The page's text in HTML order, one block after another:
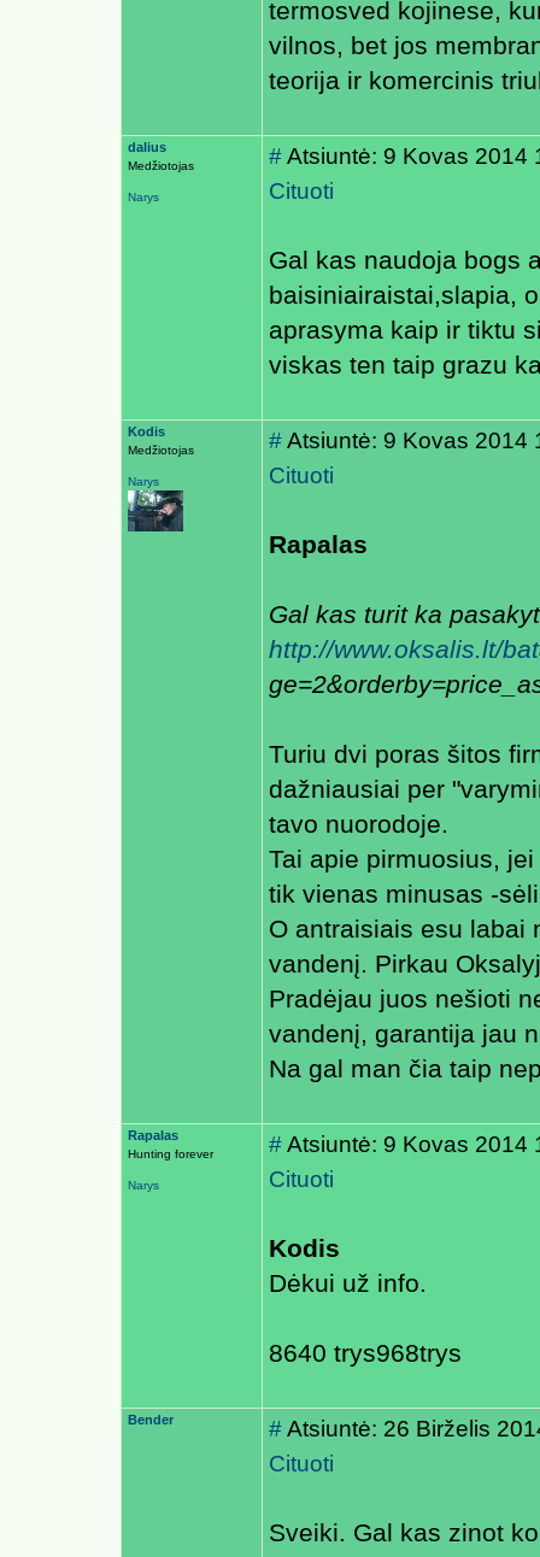
termosved kojinese,
vilnos, bet jos
teorija ir komercinis
dalius
Medžiotojas
Narys
#Atsiuntė: 9 Kovas 2014
Cituoti
Gal kas naudoja bogs
baisiniairaistai,slapia,
aprasyma kaip ir tiktu
viskas ten taip grazu
Kodis
Medžiotojas
Narys
#Atsiuntė: 9 Kovas 2014
Cituoti
Rapalas
Gal kas turit ka
http://www.oksalis.lt/
Turiu dvi poras šitos
dažniausiai per
tavo nuorodoje.
Tai apie pirmuosius,
tik vienas minusas -
O antraisiais esu labai
vandenį. Pirkau
Pradėjau juos nešioti
vandenį, garantija jau
Na gal man čia taip
Rapalas
Hunting forever
Narys
#Atsiuntė: 9 Kovas 2014
Cituoti
Kodis
Dėkui už info.
8640 trys968trys
Bender #Atsiuntė: 26 Birželis
Cituoti
Sveiki. Gal kas zinot